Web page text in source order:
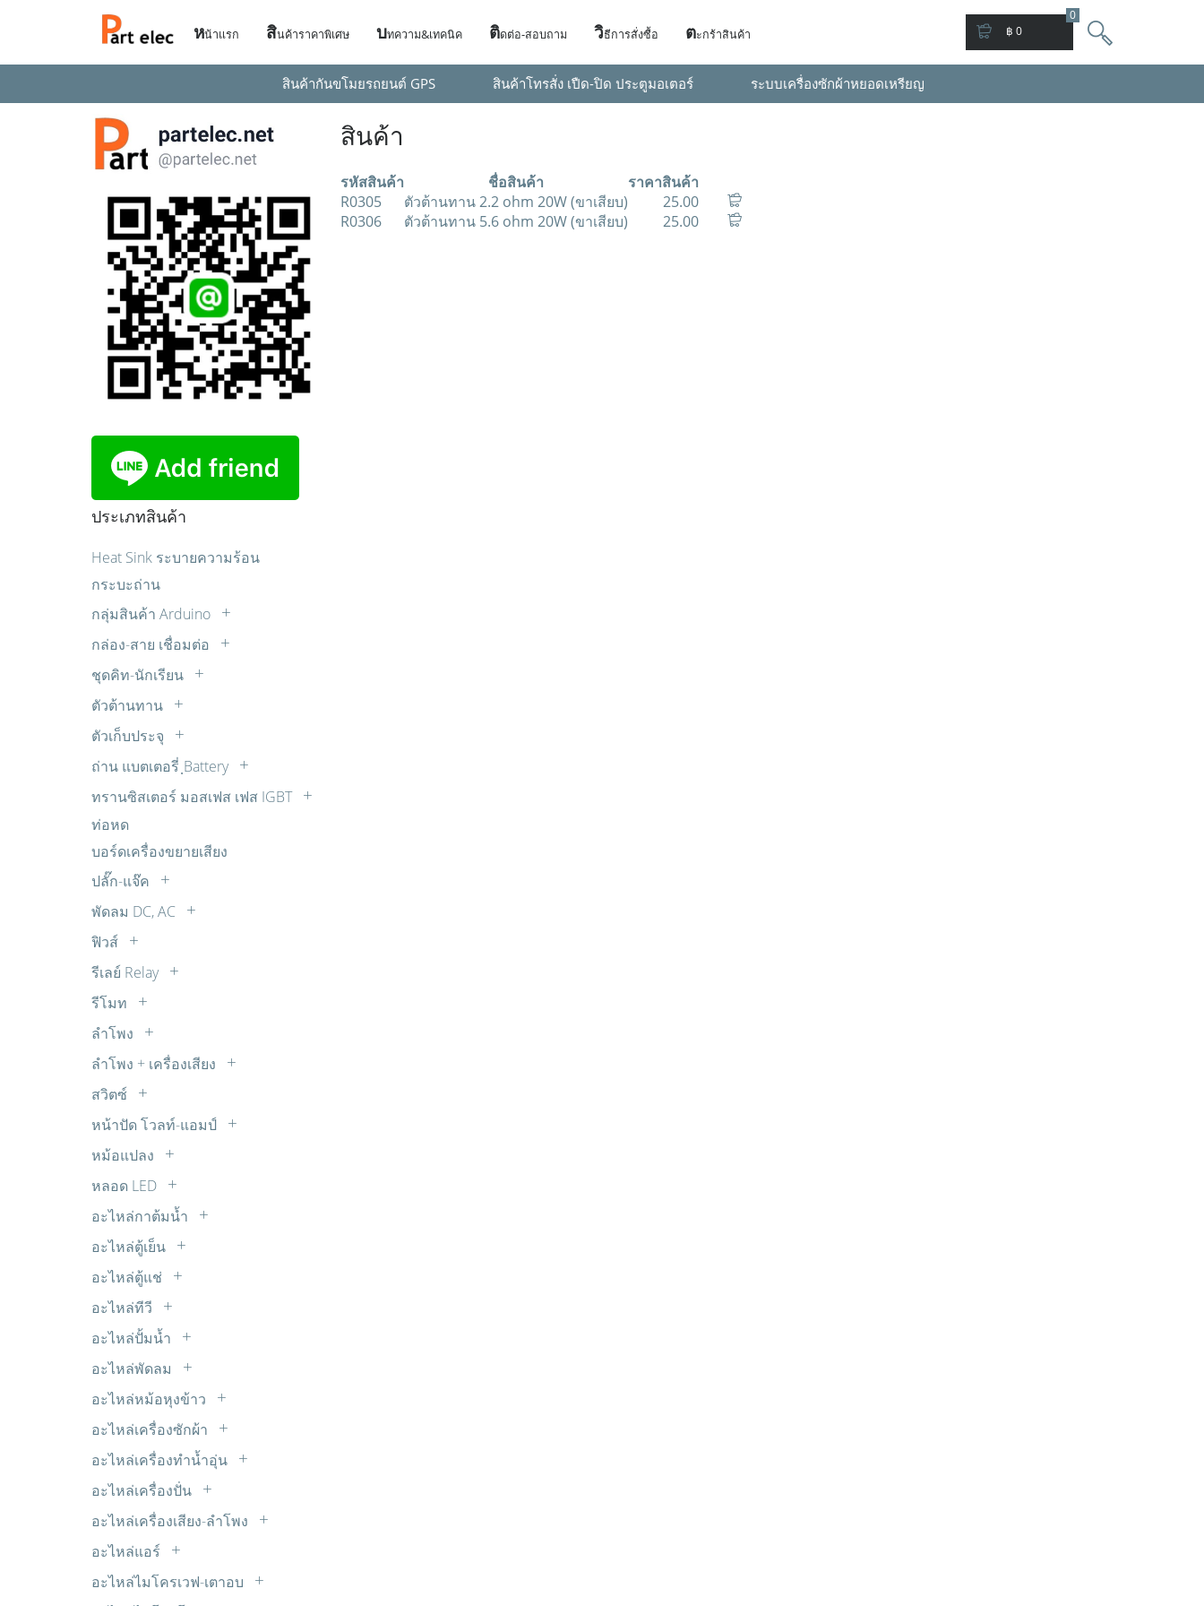
หน้าแรก สินค้าราคาพิเศษ บทความ&เทคนิค ติดต่อ-สอบถาม วิธีการสั่งซื้อ ตะกร้าสินค้า
สินค้ากันขโมยรถยนต์ GPS สินค้าโทรสั่ง เปืด-ปิด ประตูมอเตอร์ ระบบเครื่องซักผ้าหยอดเหรียญ
0
฿ 0
ประเภทสินค้า
Heat Sink ระบายความร้อน
กระบะถ่าน
กลุ่มสินค้า Arduino
Sensor เซ็นเซอร์
บอร์ดขับมอเตอร์
บอร์ดรีเลย์
มอเตอร์ต่างๆ
หน้าจอแสดงผล
กล่อง-สาย เชื่อมต่อ
กล่องแปลงสัญญาณ
สายปลั๊กไฟ AC
สายสัญญาณเสียง AUDIO
สายเพื่อการทดลอง
ชุดคิท-นักเรียน
ควบคุมไฟ AC ด้วยแสง เสียง รีโมท ตั้ง
เวลา
ชุดคิทสำหรับผู้เริ่มต้น
ชุดหุ่นยนต์
ชุดไมโครคอนโทรลเลอร์
พลังงาน โซลาร์เซลล์
วงจรขยายเสียง ปรับแต่งเสียง
วงจรควบคุมความเร็วมอเตอร์ DC
วงจรตัวเลขจัมโบ้ วงจรขับ และไฟกระ
วงจรนาฬิกาและจับเวลา
วงจรบันทึกเสียง
วงจรเสียงต่างๆ จากไอซี OTP
วิทยุรับ-ส่ง FM ไมค์ลอย จูนเนอร์
แหล่งจ่ายไฟ
ไฟกระพริบ ไฟเกมส์
ตัวต้านทาน
LDR
R 10W
R 15W
R 1W
R 20W
R 30W
ตัวต้านทานปรับค่าได้ 30W
ตัวเก็บประจุ
Cap. มอเตอร์สตาร์ท
อิเล็กโตรไลต์
ไมล่าร์
ถ่าน แบตเตอรี่ ฺBattery
ถ่านคาร์บอนซิงค์
ทรานซิสเตอร์ มอสเฟส เฟส IGBT
IGBT
Transistors
TRIAC
ท่อหด
บอร์ดเครื่องขยายเสียง
ปลั๊ก-แจ๊ค
COAX
DC
RCA
RCA ติดแท่น
ตัวแปลง
สเปคคอน
แจ๊ค TR
พัดลม DC, AC
พัดลม AC
พัดลมทั่วไป
ฟิวส์
เทอร์โมฟิวส์
รีเลย์ Relay
รีเลย์ 14V DC
รีเลย์ 18V DC
รีเลย์ 220V AC
รีเลย์ 24V DC
รีเลย์ 6V DC
รีเลย์ 9V DC
รีโมท
รีโมทจานดาวเทียม
รีโมทพัดลม
รีโมทเครื่องเสียง
รีโมทแอร์
ลำโพง
Buzzer บัซเซอร์
ลำโพงเสียงแหลม ทวิตเตอร์ TW
ลำโพง + เครื่องเสียง
สวิตซ์
สวิตซ์กด
สวิตซ์โยก
สวิตซ์ใช้กับสว่าน
ไมโครสวิตซ์
หน้าปัด โวลท์-แอมป์
หน้าปัด AC
หม้อแปลง
หม้อแปลงขดลวด Transformer
อะแด๊ปเตอร์
อินเวอร์เตอร์ INVERTER
หลอด LED
LED 5mm.
อะไหล่กาต้มน้ำ
ฮีทเตอร์กาต้มน้ำ
อะไหล่ตู้เย็น
Timer ตู้เย็น
ขอบยางตู้เย็น
ดีฟรอสใบเมทัล
ฟิลเตอร์-ดรายเออร์
มอเตอร์ตู้เย็น
วาวล์ศร
สวิตซ์ประตูตู้เย็น
ฮีตเตอร์หลอดแก้ว
เซ็นเซอร์ตู้เย็น
เทอร์โมสตัด
แผงระบายความร้อน
อะไหล่ตู้แช่
มอเตอร์พัดลมตู้แช่
อะไหล่ทีวี
ซ๊อกเก็ต TV
ซัพพลาย HAIER
ซัพพลาย JVC
ซัพพลาย LG
ซัพพลาย Panasonic
ซัพพลาย Philips
ซัพพลาย SAMSUNG
ซัพพลาย SHARP
ซัพพลาย SINGER
อะไหล่ปั้มน้ำ
เพรสเชอร์สวิตซ์ปั้มน้ำ
อะไหล่พัดลม
C. พัดลม
มอเตอร์ส่ายรอบช้า
สวิทซ์พัดลม
สเตเตอร์ มอเตอร์พัดลม
เทอร์โมฟิวส์พัดลม
เฟืองต่างๆ
อะไหล่หม้อหุงข้าว
แผ่นอุ่นหม้อหุงข้าว
อะไหล่เครื่องซักผ้า
ขาเหล็กยึดถังซัก
จุกยางปิดท่อน้ำทิ้ง
ชุดหยอดเหรียญ
ซีลยาง
ถุงกรองเศษ
อะไหล่เครื่องทำน้ำอุ่น
VR เครื่องทำน้ำอุ่น
อะไหล่เครื่องปั่น
ยางรองโถเครื่องปั่น
เฟืองเครื่องปั่น
แปลงถ่านเครื่องปั่น
อะไหล่เครื่องเสียง-ลำโพง
ตะแกรงปิดหน้าลำโพง
อะไหล่แอร์
C. แอร์
อะไหล่ไมโครเวฟ-เตาอบ
หัวแม็คนีตรอน
สินค้า
รหัสสินค้า ชื่อสินค้า
ราคาสินค้า
R0305
ตัวต้านทาน 2.2 ohm 20W (ขาเสียบ)
25.00
R0306
ตัวต้านทาน 5.6 ohm 20W (ขาเสียบ) 25.00